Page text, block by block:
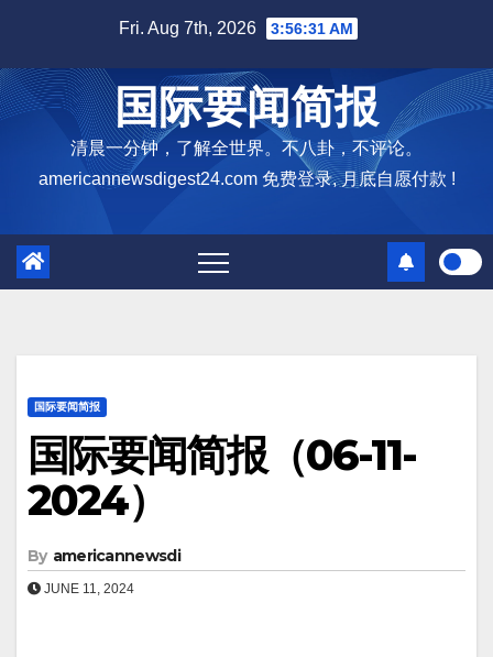
content
Fri. Aug 7th, 2026 3:56:32 AM
国际要闻简报
清晨一分钟，了解全世界。不八卦，不评论。
americannewsdigest24.com 免费登录, 月底自愿付款 !
国际要闻简报
国际要闻简报（06-11-
2024）
By americannewsdi
JUNE 11, 2024